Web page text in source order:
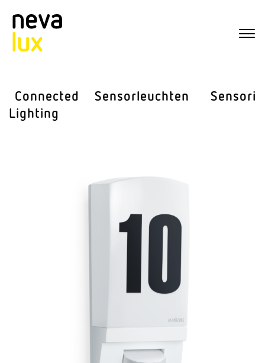
Connected
Lighting
Sensor­leuchten Sensorik